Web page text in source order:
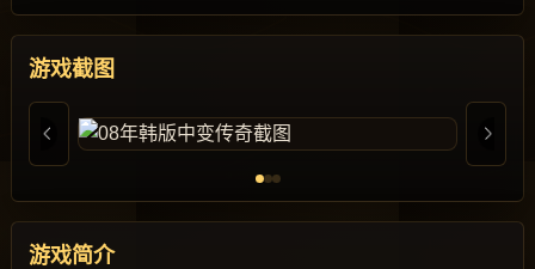
游戏截图
游戏简介